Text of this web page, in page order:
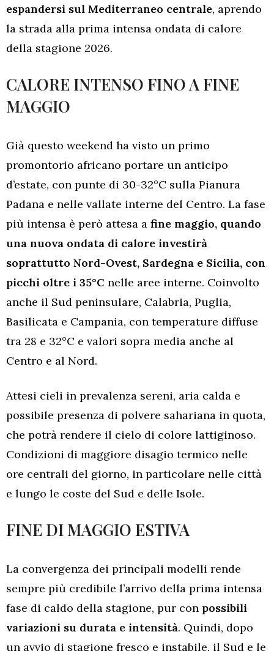
espandersi sul Mediterraneo centrale, aprendo
la strada alla prima intensa ondata di calore
della stagione 2026.
CALORE INTENSO FINO A FINE
MAGGIO
Già questo weekend ha visto un primo
promontorio africano portare un anticipo
d’estate, con punte di 30-32°C sulla Pianura
Padana e nelle vallate interne del Centro. La fase
più intensa è però attesa a fine maggio, quando
una nuova ondata di calore investirà
soprattutto Nord-Ovest, Sardegna e Sicilia, con
picchi oltre i 35°C nelle aree interne. Coinvolto
anche il Sud peninsulare, Calabria, Puglia,
Basilicata e Campania, con temperature diffuse
tra 28 e 32°C e valori sopra media anche al
Centro e al Nord.
Attesi cieli in prevalenza sereni, aria calda e
possibile presenza di polvere sahariana in quota,
che potrà rendere il cielo di colore lattiginoso.
Condizioni di maggiore disagio termico nelle
ore centrali del giorno, in particolare nelle città
e lungo le coste del Sud e delle Isole.
FINE DI MAGGIO ESTIVA
La convergenza dei principali modelli rende
sempre più credibile l’arrivo della prima intensa
fase di caldo della stagione, pur con possibili
variazioni su durata e intensità. Quindi, dopo
un avvio di stagione fresco e instabile, il Sud e le